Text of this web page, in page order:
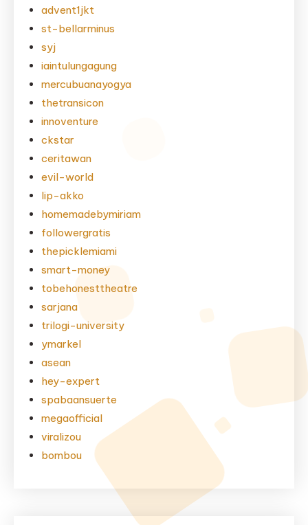
advent1jkt
st-bellarminus
syj
iaintulungagung
mercubuanayogya
thetransicon
innoventure
ckstar
ceritawan
evil-world
lip-akko
homemadebymiriam
followergratis
thepicklemiami
smart-money
tobehonesttheatre
sarjana
trilogi-university
ymarkel
asean
hey-expert
spabaansuerte
megaofficial
viralizou
bombou